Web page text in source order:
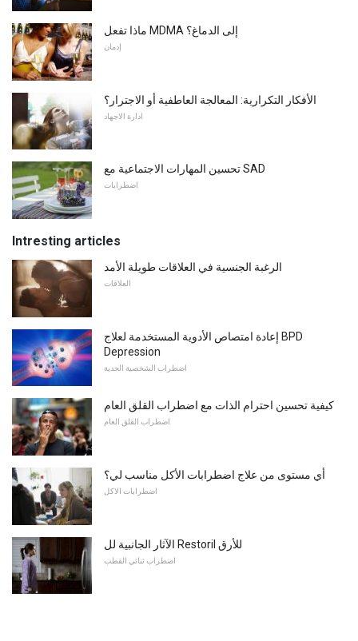
ماذا تفعل MDMA إلى الدماغ؟
إدمان
الأفكار التكرارية: المعالجة العاطفية أو الاجترار؟
ادارة الاجهاد
تحسين المهارات الاجتماعية مع SAD
اضطرابات
Intresting articles
الرغبة الجنسية في العلاقات طويلة الأمد
العلاقات
إعادة امتصاص الأدوية المستخدمة لعلاج BPD
Depression
اضطراب الشخصية الحدية
كيفية تحسين احترام الذات مع اضطراب القلق العام
اضطراب القلق العام
أي مستوى من علاج اضطرابات الأكل مناسب لي؟
اضطرابات الاكل
الآثار الجانبية لل Restoril للأرق
اضطراب ثنائي القطب